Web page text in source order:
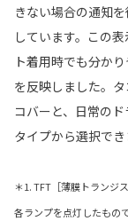
きない場合の通知
しています。この
ト着用時でも分か
を反映しました。
コバーと、日常の
タイプから選択でき
＊1. TFT［薄膜トラン
各ランプを点灯したも